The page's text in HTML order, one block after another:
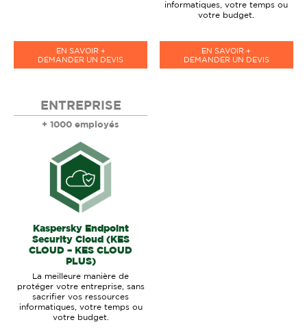
EN SAVOIR +
DEMANDER UN DEVIS
informatiques, votre temps ou
votre budget.
EN SAVOIR +
DEMANDER UN DEVIS
ENTREPRISE
+ 1000 employés
Kaspersky Endpoint
Security Cloud (KES
CLOUD – KES CLOUD
PLUS)
La meilleure manière de
protéger votre entreprise, sans
sacrifier vos ressources
informatiques, votre temps ou
votre budget.